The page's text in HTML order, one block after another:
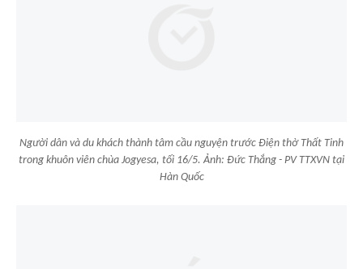
Người dân và du khách thành tâm cầu nguyện trước Điện thờ Thất Tinh
trong khuôn viên chùa Jogyesa, tối 16/5. Ảnh: Đức Thắng - PV TTXVN tại
Hàn Quốc